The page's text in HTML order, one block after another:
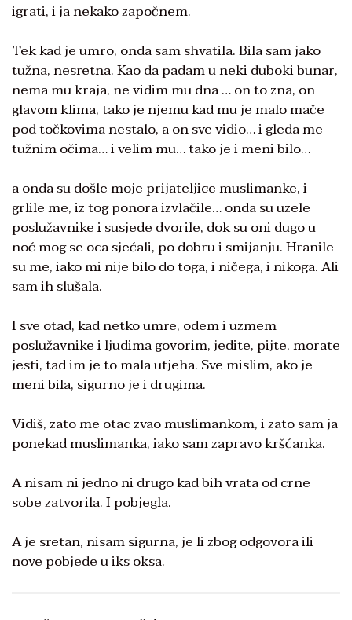
igrati, i ja nekako započnem.
Tek kad je umro, onda sam shvatila. Bila sam jako
tužna, nesretna. Kao da padam u neki duboki bunar,
nema mu kraja, ne vidim mu dna … on to zna, on
glavom klima, tako je njemu kad mu je malo mače
pod točkovima nestalo, a on sve vidio… i gleda me
tužnim očima… i velim mu… tako je i meni bilo…
a onda su došle moje prijateljice muslimanke, i
grlile me, iz tog ponora izvlačile… onda su uzele
poslužavnike i susjede dvorile, dok su oni dugo u
noć mog se oca sjećali, po dobru i smijanju. Hranile
su me, iako mi nije bilo do toga, i ničega, i nikoga. Ali
sam ih slušala.
I sve otad, kad netko umre, odem i uzmem
poslužavnike i ljudima govorim, jedite, pijte, morate
jesti, tad im je to mala utjeha. Sve mislim, ako je
meni bila, sigurno je i drugima.
Vidiš, zato me otac zvao muslimankom, i zato sam ja
ponekad muslimanka, iako sam zapravo kršćanka.
A nisam ni jedno ni drugo kad bih vrata od crne
sobe zatvorila. I pobjegla.
A je sretan, nisam sigurna, je li zbog odgovora ili
nove pobjede u iks oksa.